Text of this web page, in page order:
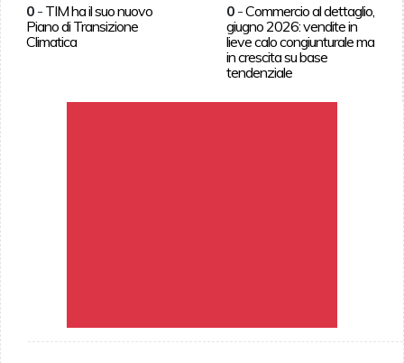
0- TIM ha il suo nuovo
Piano di Transizione
Climatica
0 -Commercio al dettaglio,
giugno 2026: vendite in
lieve calo congiunturale ma
in crescita su base
tendenziale